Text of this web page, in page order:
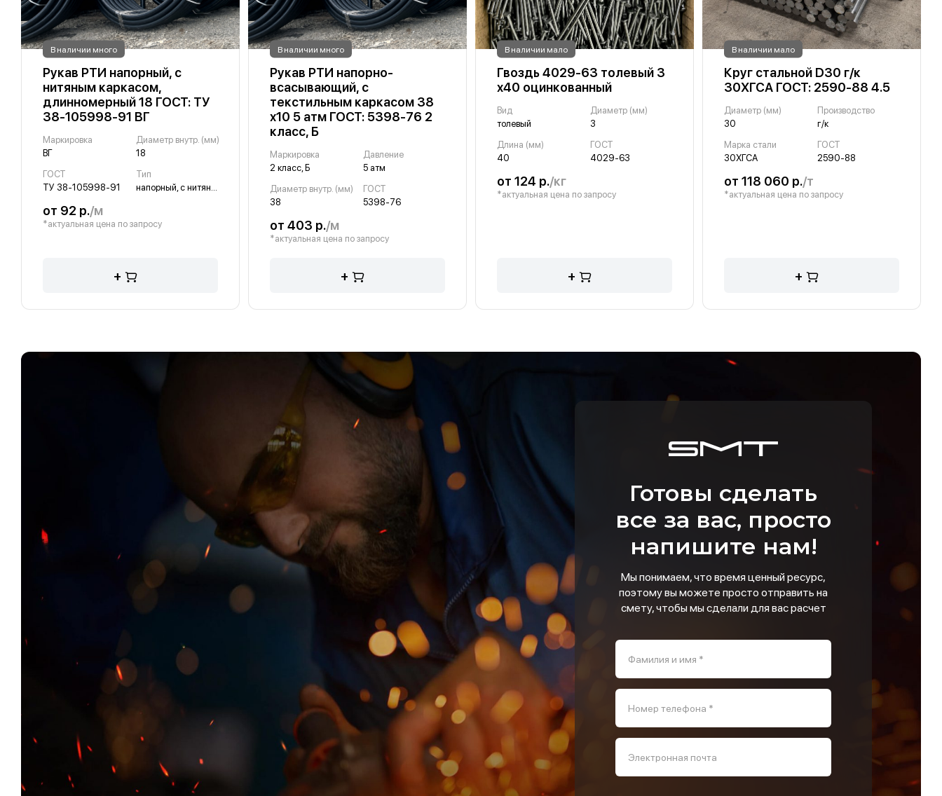
В наличии много
Рукав РТИ напорный, с
нитяным каркасом,
длинномерный 18 ГОСТ: ТУ
38-105998-91 ВГ
Маркировка
ВГ
Диаметр внутр. (мм)
18
ГОСТ
ТУ 38-105998-91
Тип
напорный, с нитяным каркасом, длинномерный
от 92 р./м
*актуальная цена по запросу
+
В наличии много
Рукав РТИ напорно-
всасывающий, с
текстильным каркасом 38
х10 5 атм ГОСТ: 5398-76 2
класс, Б
Маркировка
2 класс, Б
Давление
5 атм
Диаметр внутр. (мм)
38
ГОСТ
5398-76
от 403 р./м
*актуальная цена по запросу
+
В наличии мало
Гвоздь 4029-63 толевый 3
х40 оцинкованный
Вид
толевый
Диаметр (мм)
3
Длина (мм)
40
ГОСТ
4029-63
от 124 р./кг
*актуальная цена по запросу
+
В наличии мало
Круг стальной D30 г/к
30ХГСА ГОСТ: 2590-88 4.5
Диаметр (мм)
30
Производство
г/к
Марка стали
30ХГСА
ГОСТ
2590-88
от 118 060 р./т
*актуальная цена по запросу
+
Готовы сделать
все за вас, просто
напишите нам!
Мы понимаем, что время ценный ресурс,
поэтому вы можете просто отправить на
смету, чтобы мы сделали для вас расчет
Фамилия и имя *
Номер телефона *
Электронная почта